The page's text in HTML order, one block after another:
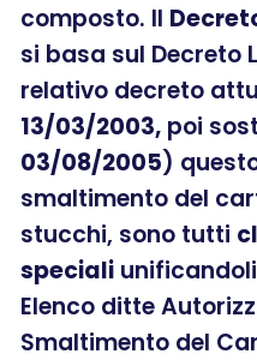
composto. Il
si basa sul Decreto
relativo decreto
13/03/2003, poi
03/08/2005)
smaltimento del
stucchi, sono tutti
speciali
Elenco ditte
Smaltimento del